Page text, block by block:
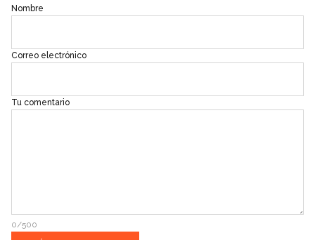
Nombre
Correo electrónico
Tu comentario
0/500